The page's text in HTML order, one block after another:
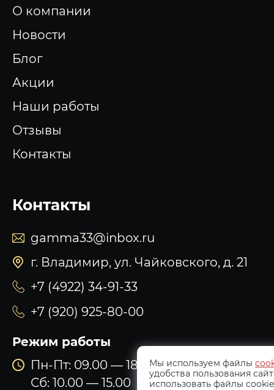
О компании
Новости
Блог
Акции
Наши работы
Отзывы
Контакты
Контакты
gamma33@inbox.ru
г. Владимир, ул. Чайковского, д. 21
+7 (4922) 34-91-33
+7 (920) 925-80-00
Режим работы
Пн-Пт: 09.00 — 18.00
Сб: 10.00 — 15.00
Мы используем файлы
удобства пользования
использовать файлы